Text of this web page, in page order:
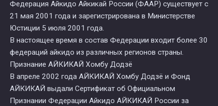
Федерация Айкидо Айкикай России (ФААР) существует с
21 мая 2001 года и зарегистрирована в Министерстве
Юстиции 5 июля 2001 года.
В настоящее время в состав Федерации входит более 30
федераций айкидо из различных регионов страны.
Признание АЙКИКАЙ Хомбу Додзё
В апреле 2002 года АЙКИКАЙ Хомбу Додзё и Фонд
АЙКИКАЙ выдали Сертификат об Официальном
Признании Федерации Айкидо АЙКИКАЙ России за